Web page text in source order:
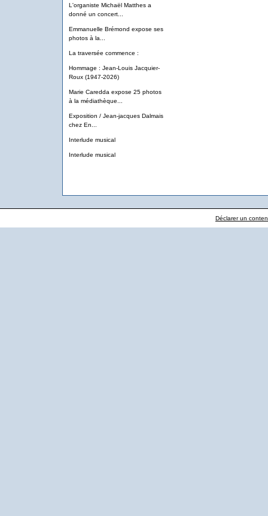
L'organiste Michaël Matthes a
donné un concert...
Emmanuelle Brémond expose ses
photos à la...
La traversée commence :
Hommage : Jean-Louis Jacquier-
Roux (1947-2026)
Marie Caredda expose 25 photos
à la médiathèque...
Exposition / Jean-jacques Dalmais
chez En...
Interlude musical
Interlude musical
Déclarer un